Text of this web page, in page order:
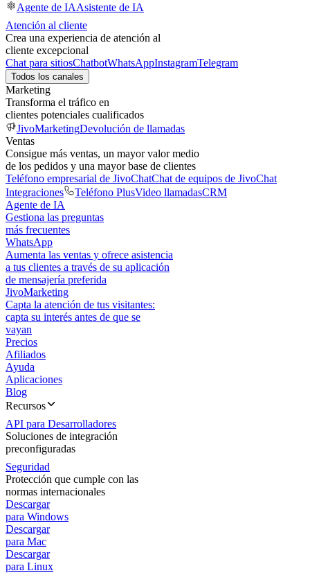
Agente de IAAsistente de IA
Atención al cliente
Crea una experiencia de atención al
cliente excepcional
Chat para sitiosChatbotWhatsAppInstagramTelegram
Todos los canales
Marketing
Transforma el tráfico en
clientes potenciales cualificados
JivoMarketingDevolución de llamadas
Ventas
Consigue más ventas, un mayor valor medio
de los pedidos y una mayor base de clientes
Teléfono empresarial de JivoChatChat de equipos de JivoChat
Integraciones
Teléfono PlusVideo llamadasCRM
Agente de IA
Gestiona las preguntas
más frecuentes
WhatsApp
Aumenta las ventas y ofrece asistencia
a tus clientes a través de su aplicación
de mensajería preferida
JivoMarketing
Capta la atención de tus visitantes:
capta su interés antes de que se
vayan
Precios
Afiliados
Ayuda
Aplicaciones
Blog
Recursos
API para Desarrolladores
Soluciones de integración
preconfiguradas
Seguridad
Protección que cumple con las
normas internacionales
Descargar
para Windows
Descargar
para Mac
Descargar
para Linux